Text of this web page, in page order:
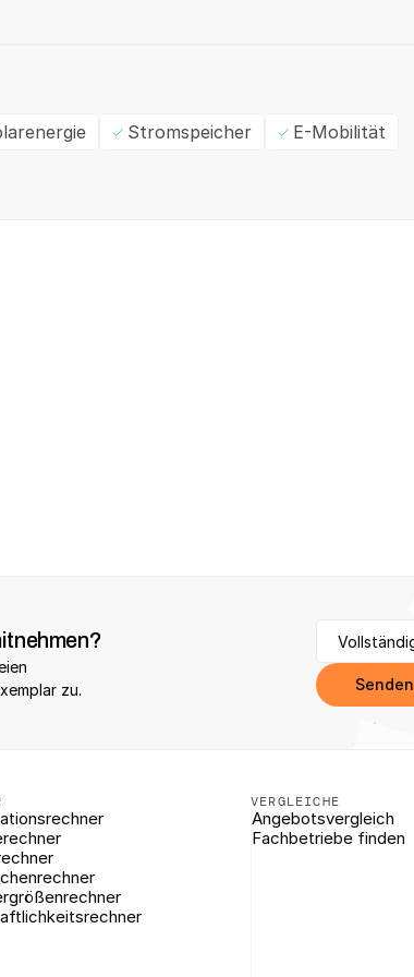
Stromspeicher
E-Mobilität
zu.
Senden
VERGLEICHE
Angebotsvergleich
Fachbetriebe finden